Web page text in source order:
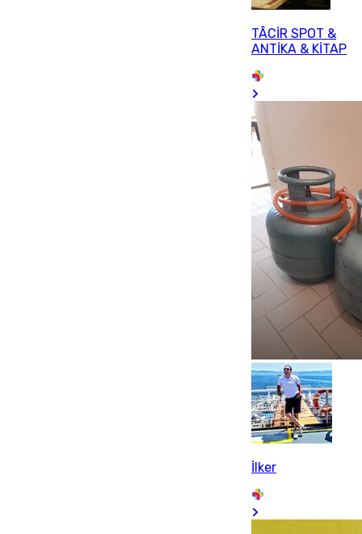
TÂCİR SPOT &
ANTİKA & KİTAP
İlker